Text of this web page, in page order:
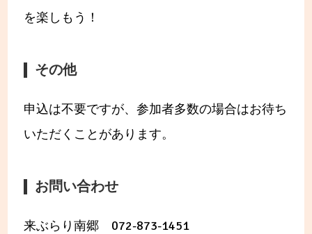
を楽しもう！
その他
申込は不要ですが、参加者多数の場合はお待ち
いただくことがあります。
お問い合わせ
来ぶらり南郷 072-873-1451